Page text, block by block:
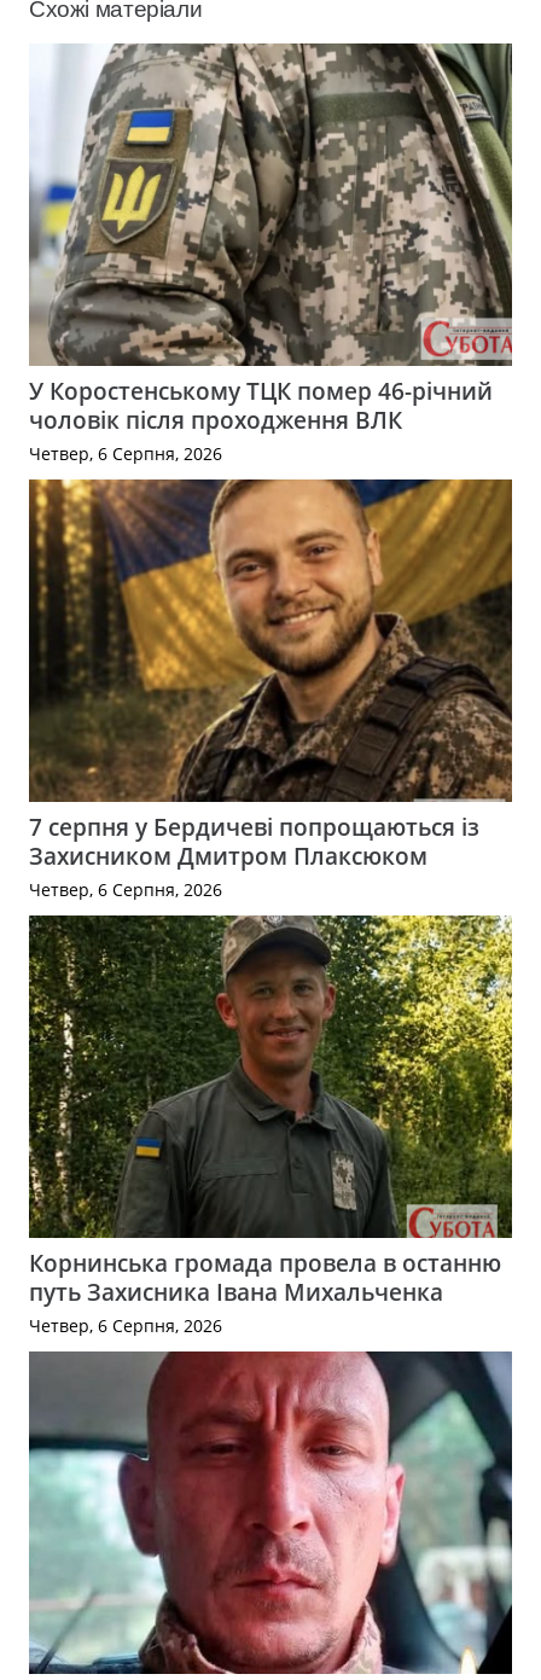
Схожі матеріали
У Коростенському ТЦК помер 46-річний
чоловік після проходження ВЛК
Четвер, 6 Серпня, 2026
7 серпня у Бердичеві попрощаються із
Захисником Дмитром Плаксюком
Четвер, 6 Серпня, 2026
Корнинська громада провела в останню
путь Захисника Івана Михальченка
Четвер, 6 Серпня, 2026